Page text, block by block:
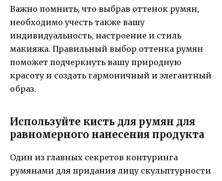
Важно помнить, что выбрав оттенок румян,
необходимо учесть также вашу
индивидуальность, настроение и стиль
макияжа. Правильный выбор оттенка румян
поможет подчеркнуть вашу природную
красоту и создать гармоничный и элегантный
образ.
Используйте кисть для румян для
равномерного нанесения продукта
Один из главных секретов контуринга
румянами для придания лицу скульптурности